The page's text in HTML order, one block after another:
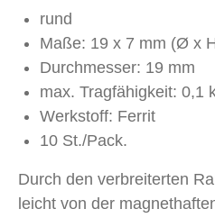
rund
Maße: 19 x 7 mm (Ø x
Durchmesser: 19 mm
max. Tragfähigkeit: 0,1
Werkstoff: Ferrit
10 St./Pack.
Durch den verbreiterten
leicht von der